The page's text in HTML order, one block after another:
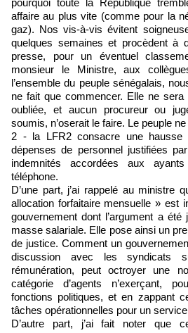
affaire au plus vite (comme pour la
gaz). Nos vis-à-vis évitent
quelques semaines et procèdent à
presse, pour un éventuel
monsieur le Ministre, aux
l’ensemble du peuple sénégalais,
ne fait que commencer. Elle ne
oubliée, et aucun procureur ou
soumis, n’oserait le faire. Le peuple
2 - la LFR2 consacre une
dépenses de personnel justifiées
indemnités accordées aux
téléphone.
D’une part, j’ai rappelé au ministre
allocation forfaitaire mensuelle » est
gouvernement dont l’argument a été
masse salariale. Elle pose ainsi un
de justice. Comment un
discussion avec les syndicats
rémunération, peut octroyer une
catégorie d’agents n’exerçant,
fonctions politiques, et en zappant
tâches opérationnelles pour un
D’autre part, j’ai fait noter que